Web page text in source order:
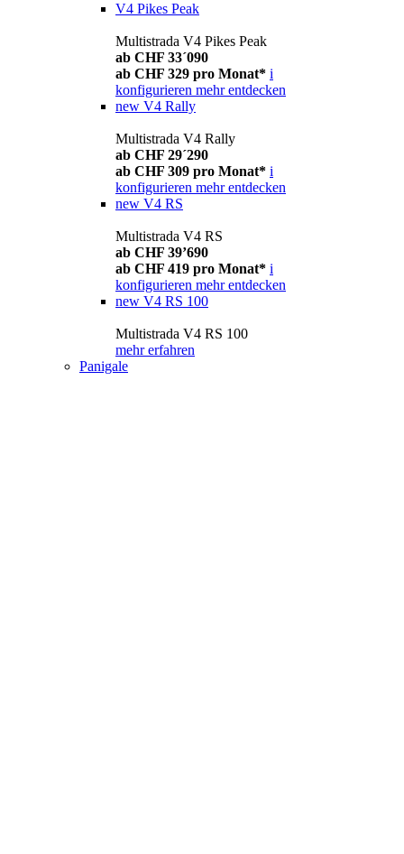
V4 Pikes Peak
Multistrada V4 Pikes Peak
ab CHF 33´090
ab CHF 329 pro Monat* i
konfigurieren mehr entdecken
new V4 Rally
Multistrada V4 Rally
ab CHF 29´290
ab CHF 309 pro Monat* i
konfigurieren mehr entdecken
new V4 RS
Multistrada V4 RS
ab CHF 39’690
ab CHF 419 pro Monat* i
konfigurieren mehr entdecken
new V4 RS 100
Multistrada V4 RS 100
mehr erfahren
Panigale